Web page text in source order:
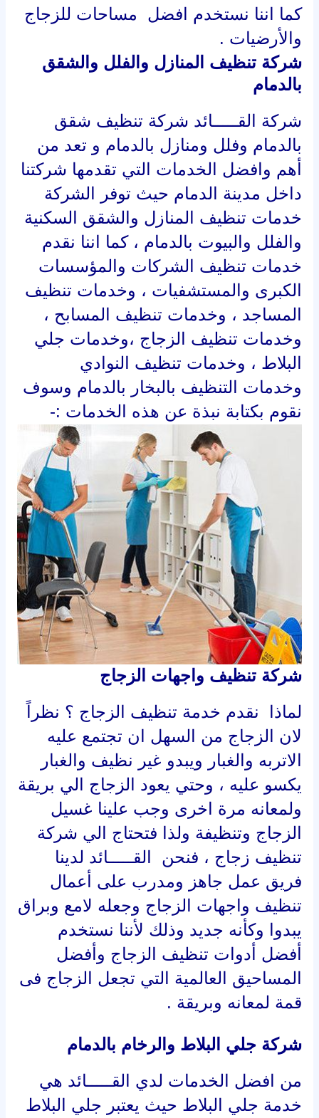
كما اننا نستخدم افضل مساحات للزجاج
والأرضيات .
شركة تنظيف المنازل والفلل والشقق
بالدمام
شركة القـــــائد شركة تنظيف شقق
بالدمام وفلل ومنازل بالدمام و تعد من
أهم وافضل الخدمات التي تقدمها شركتنا
داخل مدينة الدمام حيث توفر الشركة
خدمات تنظيف المنازل والشقق السكنية
والفلل والبيوت بالدمام ، كما اننا نقدم
خدمات تنظيف الشركات والمؤسسات
الكبرى والمستشفيات ، وخدمات تنظيف
المساجد ، وخدمات تنظيف المسابح ،
وخدمات تنظيف الزجاج ،وخدمات جلي
البلاط ، وخدمات تنظيف النوادي
وخدمات التنظيف بالبخار بالدمام وسوف
نقوم بكتابة نبذة عن هذه الخدمات :-
شركة تنظيف واجهات الزجاج
لماذا نقدم خدمة تنظيف الزجاج ؟ نظراً
لان الزجاج من السهل ان تجتمع عليه
الاتربه والغبار ويبدو غير نظيف والغبار
يكسو عليه ، وحتي يعود الزجاج الي بريقة
ولمعانه مرة اخرى وجب علينا غسيل
الزجاج وتنظيفة ولذا فتحتاج الي شركة
تنظيف زجاج ، فنحن القـــــائد لدينا
فريق عمل جاهز ومدرب على أعمال
تنظيف واجهات الزجاج وجعله لامع وبراق
يبدوا وكأنه جديد وذلك لأننا نستخدم
أفضل أدوات تنظيف الزجاج وأفضل
المساحيق العالمية التي تجعل الزجاج فى
قمة لمعانه وبريقة .
شركة جلي البلاط والرخام بالدمام
من افضل الخدمات لدي القـــــائد هي
خدمة جلي البلاط حيث يعتبر جلي البلاط